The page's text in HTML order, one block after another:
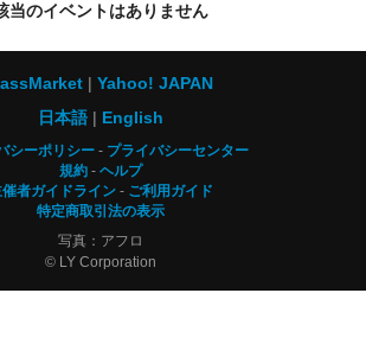
当のイベントはありません
Yahoo! JAPAN
日本語
English
シーポリシー
プライバシーセンター
規約
ヘルプ
者ガイドライン
ご利用ガイド
特定商取引法の表示
写真：アフロ
© LY Corporation